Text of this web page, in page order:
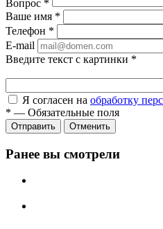
Вопрос *
Ваше имя *
Телефон *
E-mail
Введите текст с картинки *
Я согласен на обработку
* — Обязательные поля
Отправить Отменить
Ранее вы смотрели